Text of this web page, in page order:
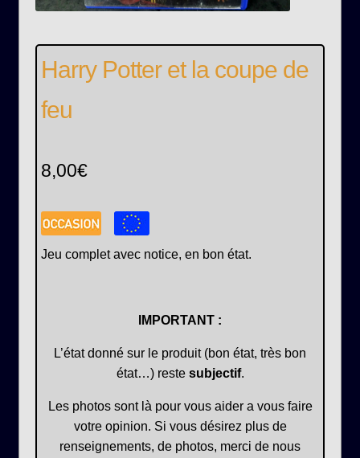
Harry Potter et la coupe de
feu
8,00€
Jeu complet avec notice, en bon état.
IMPORTANT :
L’état donné sur le produit (bon état, très bon
état…) reste subjectif.
Les photos sont là pour vous aider a vous faire
votre opinion. Si vous désirez plus de
renseignements, de photos, merci de nous